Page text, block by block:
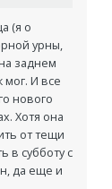
(я о
урны,
заднем
мог. И все
нового
Хотя она
от тещи
в субботу с
да еще и